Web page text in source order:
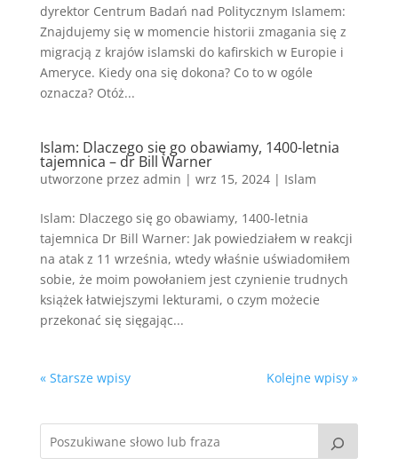
dyrektor Centrum Badań nad Politycznym Islamem:
Znajdujemy się w momencie historii zmagania się z
migracją z krajów islamski do kafirskich w Europie i
Ameryce. Kiedy ona się dokona? Co to w ogóle
oznacza? Otóż...
Islam: Dlaczego się go obawiamy, 1400-letnia
tajemnica – dr Bill Warner
utworzone przez admin | wrz 15, 2024| Islam
Islam: Dlaczego się go obawiamy, 1400-letnia
tajemnica Dr Bill Warner: Jak powiedziałem w reakcji
na atak z 11 września, wtedy właśnie uświadomiłem
sobie, że moim powołaniem jest czynienie trudnych
książek łatwiejszymi lekturami, o czym możecie
przekonać się sięgając...
« Starsze wpisy Kolejne wpisy »